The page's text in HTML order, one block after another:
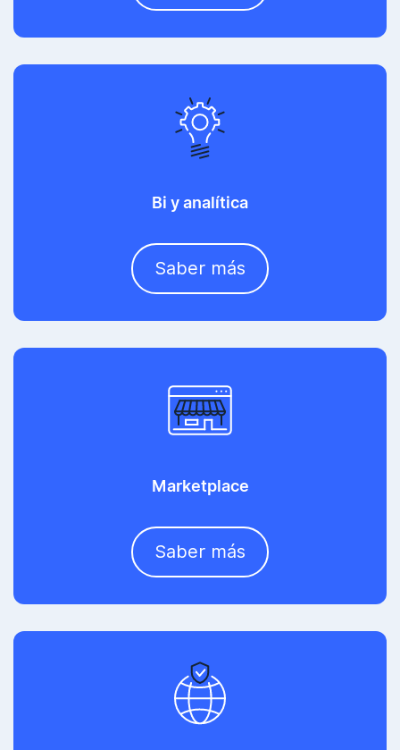
Bi y analítica
Saber más
Marketplace
Saber más